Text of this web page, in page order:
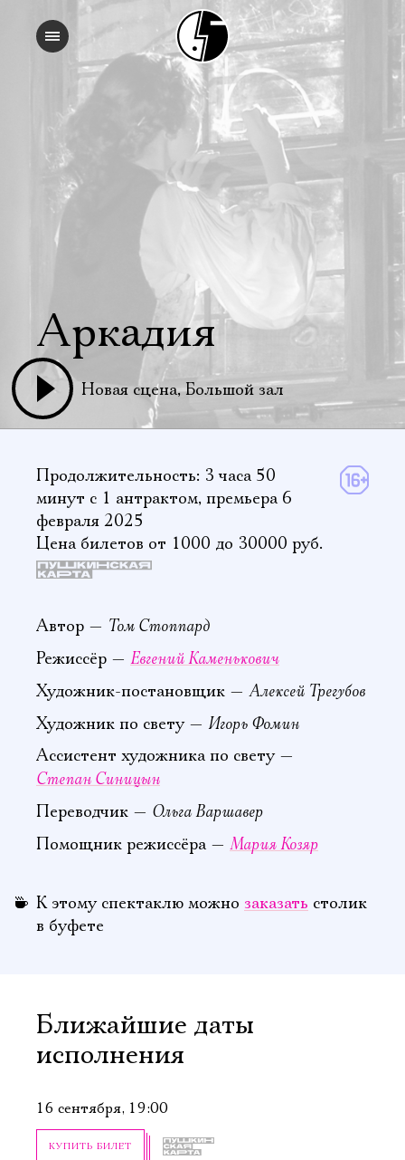
Аркадия
Новая сцена, Большой зал
Продолжительность: 3 часа 50
минут с 1 антрактом, премьера 6
февраля 2025
Цена билетов от 1000 до 30000 руб.
Автор — Том Стоппард
Режиссёр — Евгений Каменькович
Художник-постановщик — Алексей Трегубов
Художник по свету — Игорь Фомин
Ассистент художника по свету —
Степан Синицын
Переводчик — Ольга Варшавер
Помощник режиссёра — Мария Козяр
К этому спектаклю можно заказать столик
в буфете
Ближайшие даты
исполнения
16 сентября, 19:00
КУПИТЬ БИЛЕТ